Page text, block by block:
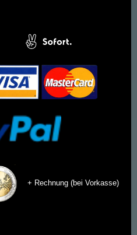
+ Rechnung (bei Vorkasse)